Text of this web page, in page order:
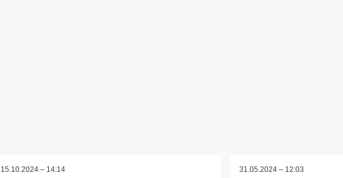
15.10.2024 – 14:14 31.05.2024 – 12:03